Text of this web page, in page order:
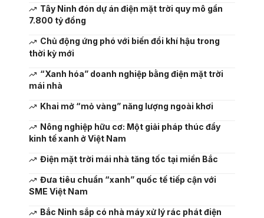
Tây Ninh đón dự án điện mặt trời quy mô gần
7.800 tỷ đồng
Chủ động ứng phó với biến đổi khí hậu trong
thời kỳ mới
“Xanh hóa” doanh nghiệp bằng điện mặt trời
mái nhà
Khai mở “mỏ vàng” năng lượng ngoài khơi
Nông nghiệp hữu cơ: Một giải pháp thúc đẩy
kinh tế xanh ở Việt Nam
Điện mặt trời mái nhà tăng tốc tại miền Bắc
Đưa tiêu chuẩn “xanh” quốc tế tiếp cận với
SME Việt Nam
Bắc Ninh sắp có nhà máy xử lý rác phát điện